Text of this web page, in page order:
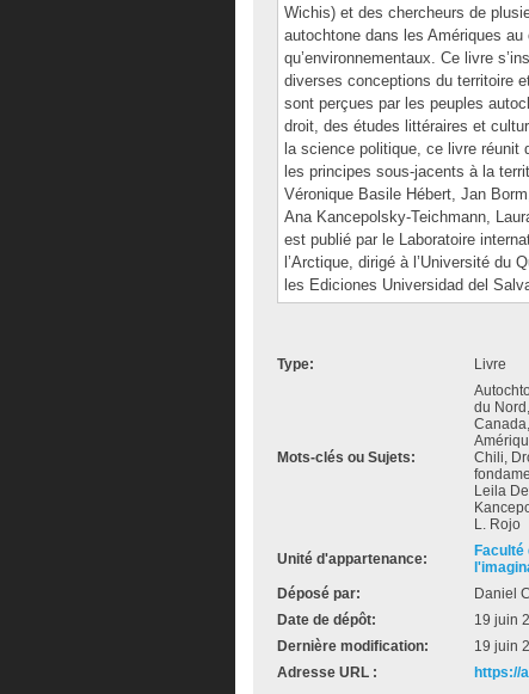
Wichis) et des chercheurs de
autochtone dans les Amériques
qu’environnementaux. Ce livre
diverses conceptions du territoire
sont perçues par les peuples
droit, des études littéraires et
la science politique, ce livre
les principes sous-jacents à la
Véronique Basile Hébert, Jan
Ana Kancepolsky-Teichmann,
est publié par le Laboratoire
l’Arctique, dirigé à l’Université du
les Ediciones Universidad del
Type: Livre
Mots-clés ou Sujets:
du
Chili,
Leila
L. Rojo
Unité d'appartenance:
Déposé par:
Daniel
Date de dépôt:
19 juin
Dernière modification:
19 juin
Adresse URL :
https://